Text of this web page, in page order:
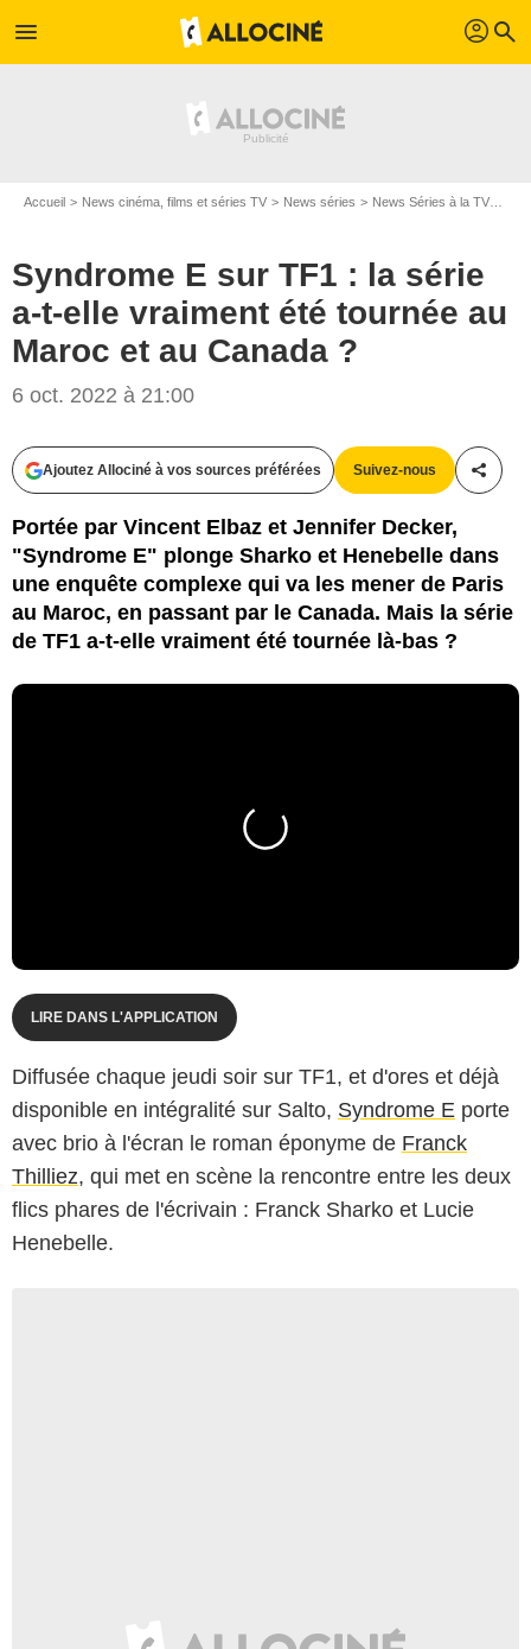
menu profil search
Accueil News cinéma, films et séries TV News séries News Séries à la TV
Syndrome E sur TF1 : la série
a-t-elle vraiment été tournée au
Maroc et au Canada ?
6 oct. 2022 à 21:00
Ajoutez Allociné à vos sources préférées Suivez-nous
Portée par Vincent Elbaz et Jennifer Decker,
"Syndrome E" plonge Sharko et Henebelle dans
une enquête complexe qui va les mener de Paris
au Maroc, en passant par le Canada. Mais la série
de TF1 a-t-elle vraiment été tournée là-bas ?
LIRE DANS L'APPLICATION
Diffusée chaque jeudi soir sur TF1, et d'ores et déjà
disponible en intégralité sur Salto, Syndrome E porte
avec brio à l'écran le roman éponyme de Franck
Thilliez, qui met en scène la rencontre entre les deux
flics phares de l'écrivain : Franck Sharko et Lucie
Henebelle.